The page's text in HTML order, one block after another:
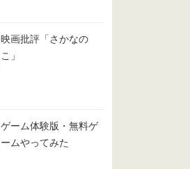
映画批評「さかなの
こ」
ゲーム体験版・無料ゲ
ームやってみた